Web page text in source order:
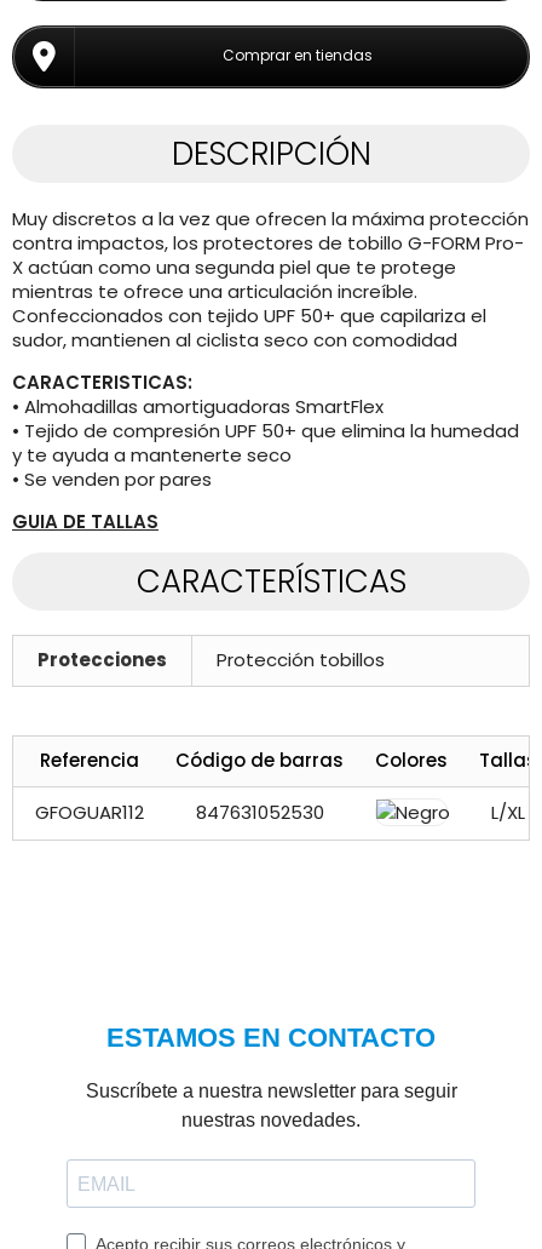
Comprar en tiendas
DESCRIPCIÓN
Muy discretos a la vez que ofrecen la máxima protección
contra impactos, los protectores de tobillo G-FORM Pro-
X actúan como una segunda piel que te protege
mientras te ofrece una articulación increíble.
Confeccionados con tejido UPF 50+ que capilariza el
sudor, mantienen al ciclista seco con comodidad
CARACTERISTICAS:
• Almohadillas amortiguadoras SmartFlex
• Tejido de compresión UPF 50+ que elimina la humedad
y te ayuda a mantenerte seco
• Se venden por pares
GUIA DE TALLAS
CARACTERÍSTICAS
Protecciones Protección tobillos
Referencia Código de barras Colores Tallas
GFOGUAR112 847631052530 L/XL